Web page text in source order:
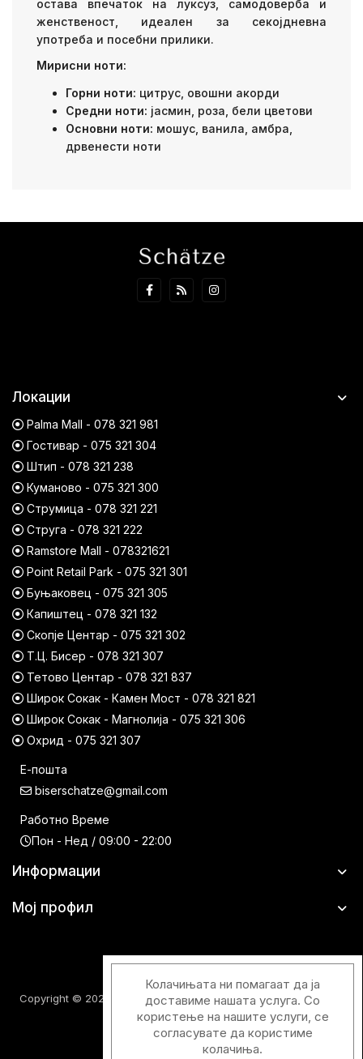
остава впечаток на луксуз, самодоверба и
женственост, идеален за секојдневна
употреба и посебни прилики.
Мирисни ноти:
Горни ноти: цитрус, овошни акорди
Средни ноти: јасмин, роза, бели цветови
Основни ноти: мошус, ванила, амбра,
дрвенести ноти
Локации
Palma Mall - 078 321 981
Гостивар - 075 321 304
Штип - 078 321 238
Куманово - 075 321 300
Струмица - 078 321 221
Струга - 078 321 222
Ramstore Mall - 078321621
Point Retail Park - 075 321 301
Буњаковец - 075 321 305
Капиштец - 078 321 132
Скопје Центар - 075 321 302
Т.Ц. Бисер - 078 321 307
Тетово Центар - 078 321 837
Широк Сокак - Камен Мост - 078 321 821
Широк Сокак - Магнолија - 075 321 306
Охрид - 075 321 307
Е-пошта
biserschatze@gmail.com
Работно Време
Пон - Нед / 09:00 - 22:00
Информации
Мој профил
Copyright © 2026 Шатци Парфимерии. Сите права задржани.
Колачињата ни помагаат да ја
доставиме нашата услуга. Со
користење на нашите услуги, се
согласувате да користиме
колачиња.